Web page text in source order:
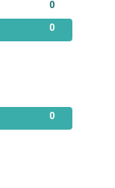
0
0
0